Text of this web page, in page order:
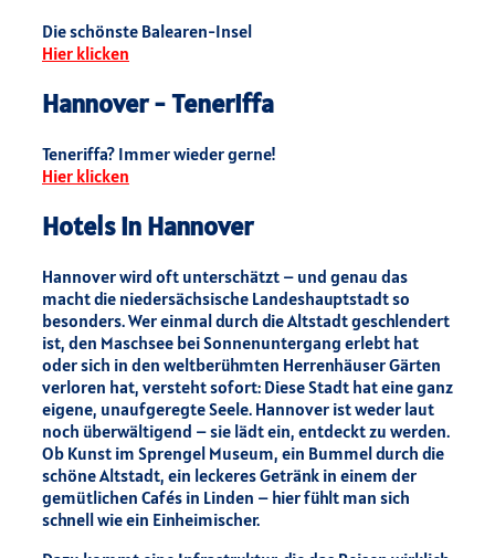
Die schönste Balearen-Insel
Hier klicken
Hannover - Teneriffa
Teneriffa? Immer wieder gerne!
Hier klicken
Hotels in Hannover
Hannover wird oft unterschätzt – und genau das
macht die niedersächsische Landeshauptstadt so
besonders. Wer einmal durch die Altstadt geschlendert
ist, den Maschsee bei Sonnenuntergang erlebt hat
oder sich in den weltberühmten Herrenhäuser Gärten
verloren hat, versteht sofort: Diese Stadt hat eine ganz
eigene, unaufgeregte Seele. Hannover ist weder laut
noch überwältigend – sie lädt ein, entdeckt zu werden.
Ob Kunst im Sprengel Museum, ein Bummel durch die
schöne Altstadt, ein leckeres Getränk in einem der
gemütlichen Cafés in Linden – hier fühlt man sich
schnell wie ein Einheimischer.